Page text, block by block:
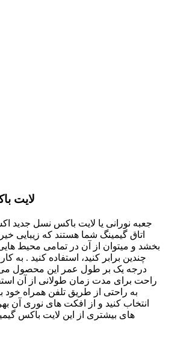
لایت
جعبه نورانی یا لایت باکس نسل جدید
اتاق گیمینگ شما هستند که زیبایی
بخشد و میتوان از آن در تمامی محیط هایی
چندین برابر کنید، استفاده کنید . به
درجه یک بر طول عمر این محصول می
راحت برای مدت زمان طولانی از آن
انتخاب کنید و از افکت های نوری آن
های بیشتری از این لایت باکس